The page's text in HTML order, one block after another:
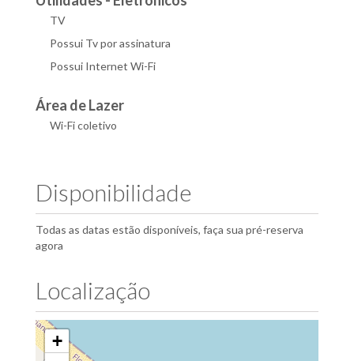
TV
Possui Tv por assinatura
Possui Internet Wi-Fi
Área de Lazer
Wi-Fi coletivo
Disponibilidade
Todas as datas estão disponíveis, faça sua pré-reserva
agora
Localização
+